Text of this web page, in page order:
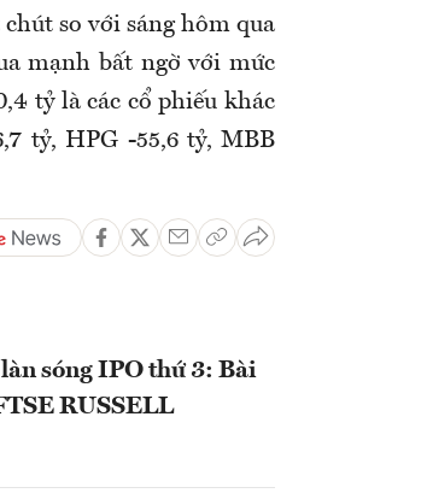
so với sáng hôm qua
mạnh bất ngờ với mức
tỷ là các cổ phiếu khác
tỷ, HPG -55,6 tỷ, MBB
sóng IPO thứ 3: Bài
RUSSELL